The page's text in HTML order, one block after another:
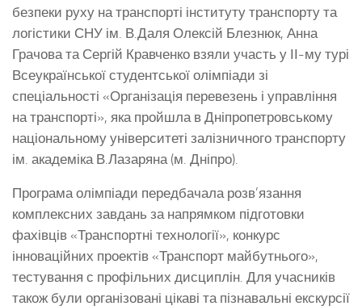
безпеки руху на транспорті інституту транспорту та
логістики СНУ ім. В.Даля Олексій Блезнюк, Анна
Грачова та Сергій Кравченко взяли участь у ІІ-му турі
Всеукраїнської студентської олімпіади зі
спеціальності «Організація перевезень і управління
на транспорті», яка пройшла в Дніпропетровському
національному університеті залізничного транспорту
ім. академіка В.Лазаряна (м. Дніпро).
Програма олімпіади передбачала розв’язання
комплексних завдань за напрямком підготовки
фахівців «Транспортні технології», конкурс
інноваційних проектів «Транспорт майбутнього»,
тестування с профільних дисциплін. Для учасників
також були організовані цікаві та пізнавальні екскурсії